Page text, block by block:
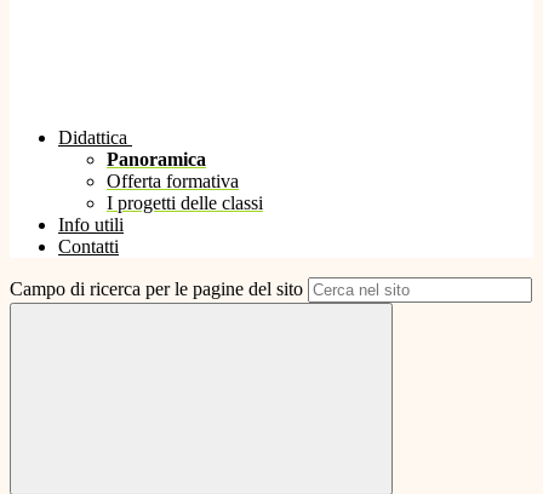
Didattica
Panoramica
Offerta formativa
I progetti delle classi
Info utili
Contatti
Campo di ricerca per le pagine del sito